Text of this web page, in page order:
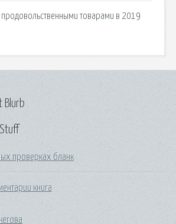
продовольственными товарами в 2019
проверках бланк
книга
Blurb